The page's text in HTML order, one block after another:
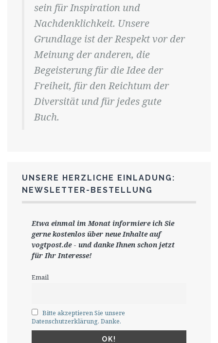
sein für Inspiration und
Nachdenklichkeit. Unsere
Grundlage ist der Respekt vor der
Meinung der anderen, die
Begeisterung für die Idee der
Freiheit, für den Reichtum der
Diversität und für jedes gute
Buch.
UNSERE HERZLICHE EINLADUNG:
NEWSLETTER-BESTELLUNG
Etwa einmal im Monat informiere ich Sie
gernekostenlos über neue Inhalte auf
vogtpost.de- und danke Ihnen schon jetzt
für Ihr Interesse!
Email
Bitte akzeptieren Sie unsere
Datenschutzerklärung. Danke.